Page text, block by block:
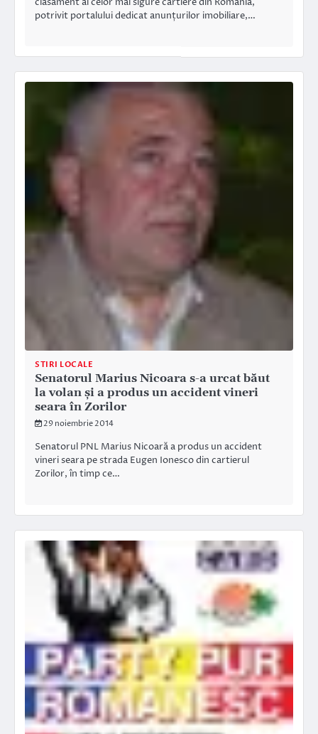
potrivit portalului dedicat anunțurilor imobiliare,…
STIRI LOCALE
Senatorul Marius Nicoara s-a urcat băut
la volan și a produs un accident vineri
seara în Zorilor
29 noiembrie 2014
Senatorul PNL Marius Nicoară a produs un accident
vineri seara pe strada Eugen Ionesco din cartierul
Zorilor, în timp ce…